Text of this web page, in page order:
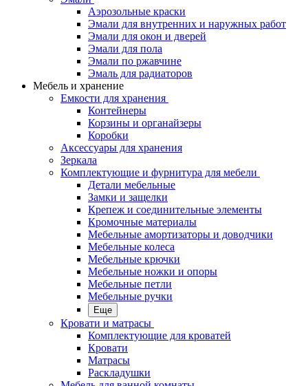
Аэрозольные краски
Эмали для внутренних и наружных работ
Эмали для окон и дверей
Эмали для пола
Эмали по ржавчине
Эмаль для радиаторов
Мебель и хранение
Емкости для хранения
Контейнеры
Корзины и органайзеры
Коробки
Аксессуары для хранения
Зеркала
Комплектующие и фурнитура для мебели
Детали мебельные
Замки и защелки
Крепеж и соединительные элементы
Кромочные материалы
Мебельные амортизаторы и доводчики
Мебельные колеса
Мебельные крючки
Мебельные ножки и опоры
Мебельные петли
Мебельные ручки
Еще
Кровати и матрасы
Комплектующие для кроватей
Кровати
Матрасы
Раскладушки